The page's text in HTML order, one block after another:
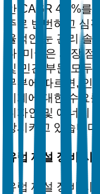
안 CAGR 4.5%를
주로 빈번하고 심
율적인 눈 관리 솔
다. 미국은 시장
및 민간 부문 모
무부에 따르면, 인
기계에 대한 수요
디자인 및 에너지
상시키고 있습니다.
유럽 제설 장비 시장
유럽 제설 장비 시